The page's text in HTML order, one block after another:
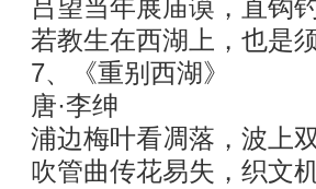
吕望当年展庙谟，直钩
若教生在西湖上，也是
7、《重别西湖》
唐·李绅
浦边梅叶看凋落，波上
吹管曲传花易失，织文